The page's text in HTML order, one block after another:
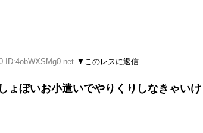
ID:4obWXSMg0.net ▼このレスに返信
ょぼいお小遣いでやりくりしなきゃいけ